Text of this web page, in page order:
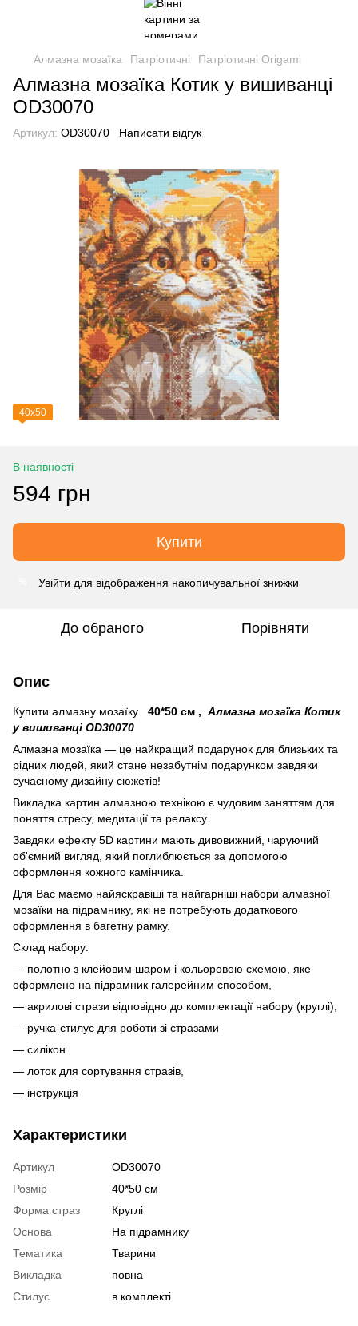
Алмазна мозаїка Патріотичні Патріотичні Origami
Алмазна мозаїка Котик у вишиванці
OD30070
Артикул: OD30070 Написати відгук
40х50
В наявності
594 грн
Купити
Увійти для відображення накопичувальної знижки
До обраного Порівняти
Опис
Купити алмазну мозаїку 40*50 см , Алмазна мозаїка Котик
у вишиванці OD30070
Алмазна мозаїка — це найкращий подарунок для близьких та
рідних людей, який стане незабутнім подарунком завдяки
сучасному дизайну сюжетів!
Викладка картин алмазною технікою є чудовим заняттям для
поняття стресу, медитації та релаксу.
Завдяки ефекту 5D картини мають дивовижний, чаруючий
об'ємний вигляд, який поглиблюється за допомогою
оформлення кожного камінчика.
Для Вас маємо найяскравіші та найгарніші набори алмазної
мозаїки на підрамнику, які не потребують додаткового
оформлення в багетну рамку.
Склад набору:
— полотно з клейовим шаром і кольоровою схемою, яке
оформлено на підрамник галерейним способом,
— акрилові стрази відповідно до комплектації набору (круглі),
— ручка-стилус для роботи зі стразами
— силікон
— лоток для сортування стразів,
— інструкція
Характеристики
Артикул
OD30070
Розмір
40*50 см
Форма страз
Круглі
Основа
На підрамнику
Тематика
Тварини
Викладка
повна
Стилус
в комплекті